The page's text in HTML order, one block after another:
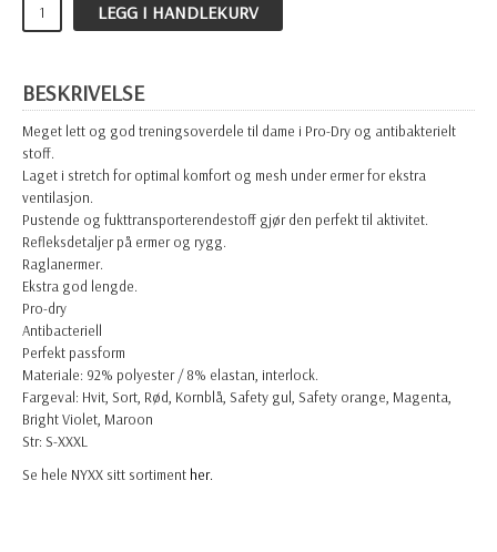
LEGG I HANDLEKURV
BESKRIVELSE
Meget lett og god treningsoverdele til dame i Pro-Dry og antibakterielt
stoff.
Laget i stretch for optimal komfort og mesh under ermer for ekstra
ventilasjon.
Pustende og fukttransporterendestoff gjør den perfekt til aktivitet.
Refleksdetaljer på ermer og rygg.
Raglanermer.
Ekstra god lengde.
Pro-dry
Antibacteriell
Perfekt passform
Materiale: 92% polyester / 8% elastan, interlock.
Fargeval: Hvit, Sort, Rød, Kornblå, Safety gul, Safety orange, Magenta,
Bright Violet, Maroon
Str: S-XXXL
Se hele NYXX sitt sortiment her.